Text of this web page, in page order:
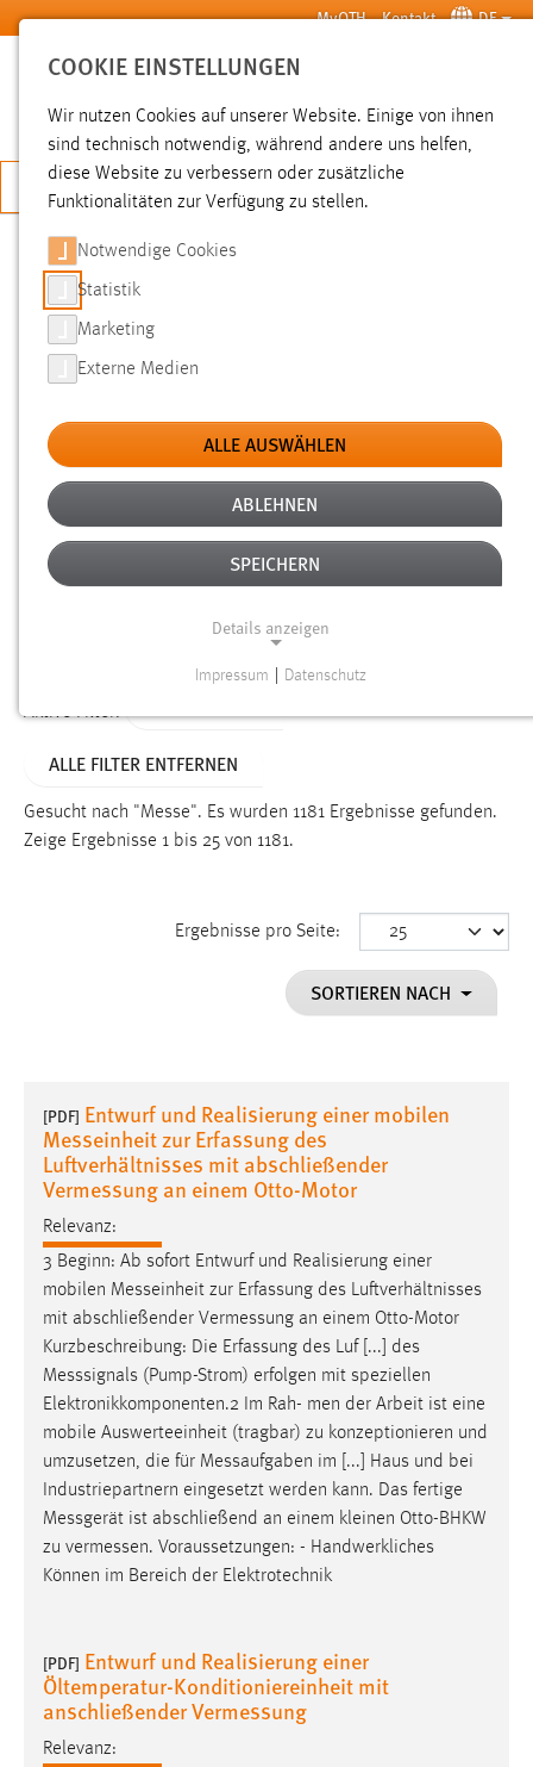
Zum Hauptinhalt springen MyOTH Kontakt DE
SUCHE
JETZT BEWERBEN
SUCHE
FILTER
Typ
Erstellungsdatum
Alter
Aktive Filter:
ALLE FILTER ENTFERNEN
Gesucht nach "Messe". Es wurden 1181 Ergebnisse gefunden.
Zeige Ergebnisse 1 bis 25 von 1181.
Ergebnisse pro Seite:
SORTIEREN NACH
[PDF] Entwurf und Realisierung einer mobilen
Messeinheit zur Erfassung des
Luftverhältnisses mit abschließender
Vermessung an einem Otto-Motor
Relevanz:
3 Beginn: Ab sofort Entwurf und Realisierung einer
mobilen Messeinheit zur Erfassung des Luftverhältnisses
mit abschließender Vermessung an einem Otto-Motor
Kurzbeschreibung: Die Erfassung des Luf [...] des
Messsignals (Pump-Strom) erfolgen mit speziellen
Elektronikkomponenten.2 Im Rah- men der Arbeit ist eine
mobile Auswerteeinheit (tragbar) zu konzeptionieren und
umzusetzen, die für Messaufgaben im [...] Haus und bei
Industriepartnern eingesetzt werden kann. Das fertige
Messgerät ist abschließend an einem kleinen Otto-BHKW
zu vermessen. Voraussetzungen: - Handwerkliches
Können im Bereich der Elektrotechnik
[PDF] Entwurf und Realisierung einer
Öltemperatur-Konditioniereinheit mit
anschließender Vermessung
Relevanz:
COOKIE EINSTELLUNGEN
Wir nutzen Cookies auf unserer Website. Einige von ihnen
sind technisch notwendig, während andere uns helfen,
diese Website zu verbessern oder zusätzliche
Funktionalitäten zur Verfügung zu stellen.
Notwendige Cookies
Statistik
Marketing
Externe Medien
ALLE AUSWÄHLEN
ABLEHNEN
SPEICHERN
Details anzeigen
Funktionen und sind für die einwandfreie Funktion der
Einverständnis
cookie_consent
Dieser Cookie speichert die ausgewählten Einverständnis-
Performance
Name:
staticfilecache
Für performante Seitenauslieferung wird in diesem Cookie
gespeichert, ob man eingeloggt ist.
Sprachpräferenz
Name:
site-language-preference
Zweck:
Das Cookie speichert die gewählte Sprache der Website.
Cookie Laufzeit:
Chat
Name:
MibewSessionID, MIBEW_UserID, mibew_locale, mibew-
Impressum Datenschutz